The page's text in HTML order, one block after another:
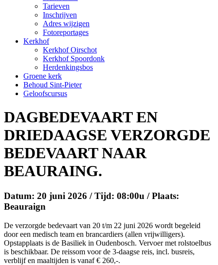
Tarieven
Inschrijven
Adres wijzigen
Fotoreportages
Kerkhof
Kerkhof Oirschot
Kerkhof Spoordonk
Herdenkingsbos
Groene kerk
Behoud Sint-Pieter
Geloofscursus
DAGBEDEVAART EN
DRIEDAAGSE VERZORGDE
BEDEVAART NAAR
BEAURAING.
Datum: 20 juni 2026 / Tijd: 08:00u / Plaats:
Beauraign
De verzorgde bedevaart van 20 t/m 22 juni 2026 wordt begeleid
door een medisch team en brancardiers (allen vrijwilligers).
Opstapplaats is de Basiliek in Oudenbosch. Vervoer met rolstoelbus
is beschikbaar. De reissom voor de 3-daagse reis, incl. busreis,
verblijf en maaltijden is vanaf € 260,-.